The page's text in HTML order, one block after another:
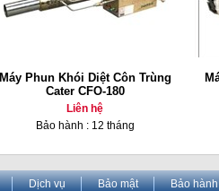
Máy Phun Khói Diệt Côn Trùng
Cater CFO-180
Liên hệ
Bảo hành : 12 tháng
Dịch vụ Bảo mật Bảo hành